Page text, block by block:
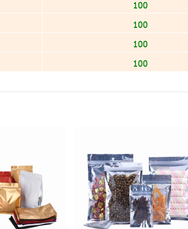
100
100
100
100